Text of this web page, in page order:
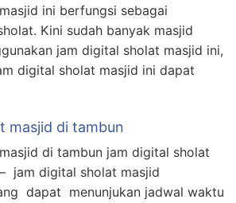
ini berfungsi sebagai
Kini sudah banyak masjid
jam digital sholat masjid ini,
digital sholat masjid ini dapat
masjid di tambun
di tambun jam digital sholat
jam digital sholat masjid
dapat menunjukan jadwal waktu